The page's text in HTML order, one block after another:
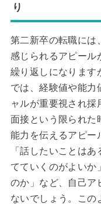
り
第二新卒の転職には
感じられるアピール
繰り返しになります
では、経験値や能力
ャルが重要視され採
面接という限られた
能力を伝えるアピー
「話したいことは
てていくのがよいか
のか」など、自己ア
ないでしょう。この